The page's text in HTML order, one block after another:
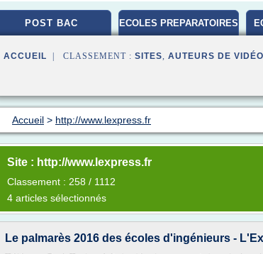
POST BAC ECOLES PREPARATOIRES
ACCUEIL | CLASSEMENT : SITES, AUTEURS DE
Accueil > http://www.lexpress.fr
Site : http://www.lexpress.fr
Classement : 258 / 1112
4 articles sélectionnés
Le palmarès 2016 des écoles d'ingénieurs -